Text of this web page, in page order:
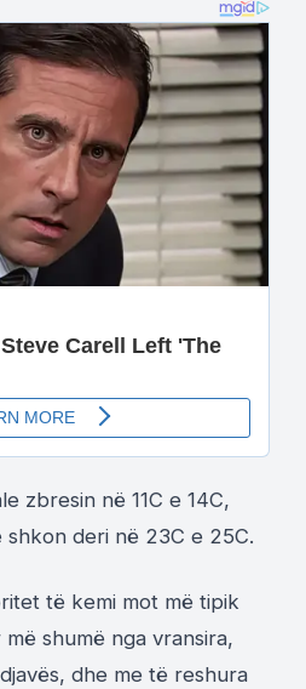
zbresin në 11C e 14C,
shkon deri në 23C e 25C.
të kemi mot më tipik
shumë nga vransira,
dhe me të reshura